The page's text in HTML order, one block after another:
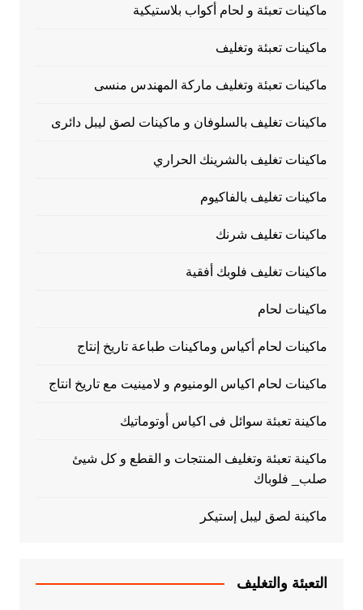
ماكينات تعبئة و لحام أكواب بلاستيكية
ماكينات تعبئة وتغليف
ماكينات تعبئة وتغليف ماركة المهندس منسى
ماكينات تغليف بالسلوفان و ماكينات لصق ليبل دائرى
ماكينات تغليف بالشرينك الحراري
ماكينات تغليف بالفاكيوم
ماكينات تغليف شرنك
ماكينات تغليف فلوبك أفقية
ماكينات لحام
ماكينات لحام أكياس وماكينات طباعة تاريخ إنتاج
ماكينات لحام اكياس الومنيوم و لامينيت مع تاريخ انتاج
ماكينة تعبئة سوائل فى اكياس أوتوماتيك
ماكينة تعبئة وتغليف المنتجات و القطع و كل شيئ
صلب_ فلوباك
ماكينة لصق ليبل إستيكر
التعبئة والتغليف